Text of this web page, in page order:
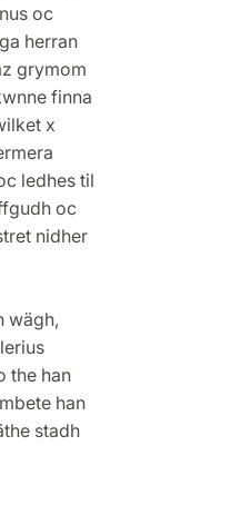
oc
herran
grymom
finna
x
ledhes til
oc
nidher
wägh,
the han
han
stadh